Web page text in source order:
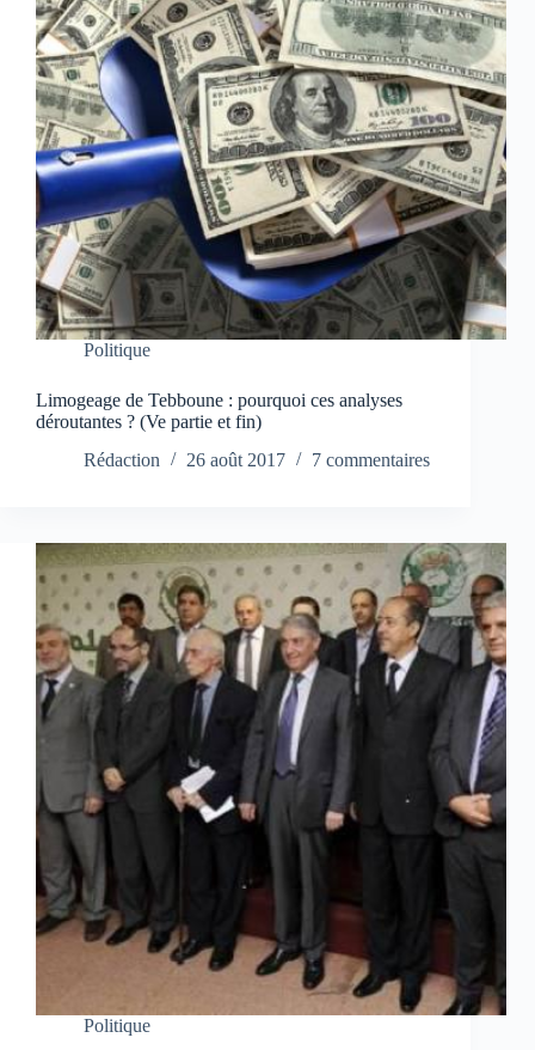
Politique
Limogeage de Tebboune : pourquoi ces analyses
déroutantes ? (Ve partie et fin)
Rédaction
26 août 2017 7 commentaires
Politique